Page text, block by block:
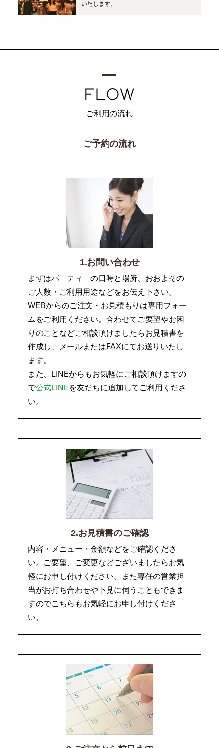
いたします。
ご利用の流れ
ご予約の流れ
1.お問い合わせ
まずはパーティーの日時と場所、おおよその
ご人数・ご利用用途などをお伝え下さい。
WEBからのご注文・お見積もりは専用フォー
ムをご利用ください。合わせてご要望やお困
りのことなどご相談頂けましたらお見積書を
作成し、メールまたはFAXにてお送りいたし
ます。
また、LINEからもお気軽にご相談頂けますの
で公式LINEを友だちに追加してご利用くださ
い。
2.お見積書のご確認
内容・メニュー・金額などをご確認くださ
い。ご要望、ご変更などございましたらお気
軽にお申し付けください。また専任の営業担
当がお打ち合わせや下見に伺うこともできま
すのでこちらもお気軽にお申し付けくださ
い。